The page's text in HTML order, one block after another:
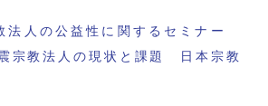
法人の公益性に関するセミナー
宗教法人の現状と課題 日本宗教